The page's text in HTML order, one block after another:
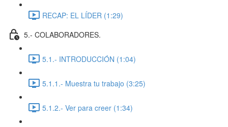
RECAP: EL LÍDER (1:29)
5.- COLABORADORES.
5.1.- INTRODUCCIÓN (1:04)
5.1.1.- Muestra tu trabajo (3:25)
5.1.2.- Ver para creer (1:34)